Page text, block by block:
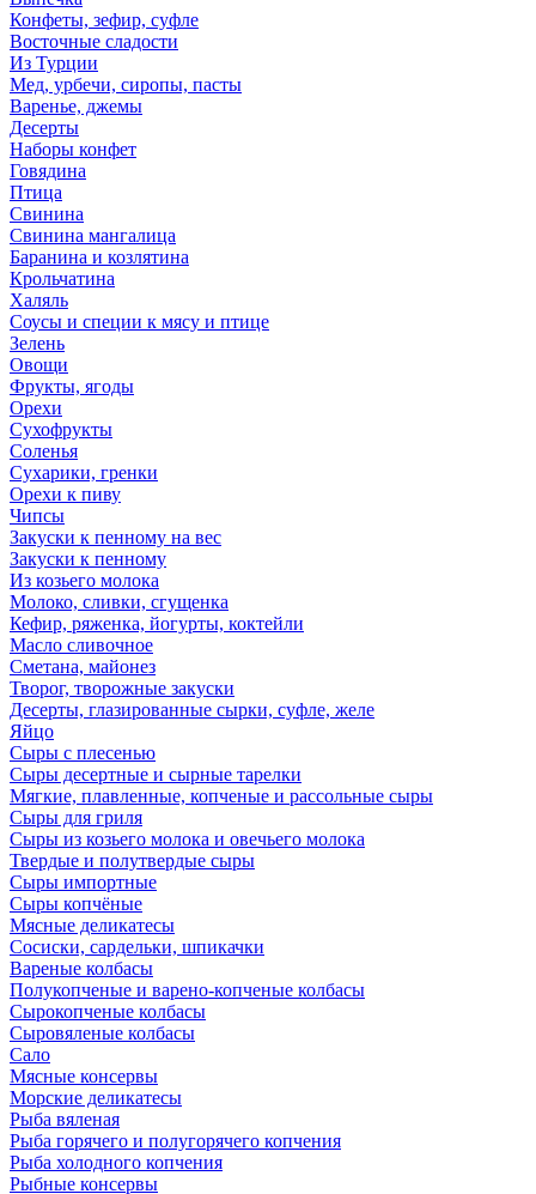
Конфеты, зефир, суфле
Восточные сладости
Из Турции
Мед, урбечи, сиропы, пасты
Варенье, джемы
Десерты
Наборы конфет
Говядина
Птица
Свинина
Свинина мангалица
Баранина и козлятина
Крольчатина
Халяль
Соусы и специи к мясу и птице
Зелень
Овощи
Фрукты, ягоды
Орехи
Сухофрукты
Соленья
Сухарики, гренки
Орехи к пиву
Чипсы
Закуски к пенному на вес
Закуски к пенному
Из козьего молока
Молоко, сливки, сгущенка
Кефир, ряженка, йогурты, коктейли
Масло сливочное
Сметана, майонез
Творог, творожные закуски
Десерты, глазированные сырки, суфле, желе
Яйцо
Сыры с плесенью
Сыры десертные и сырные тарелки
Мягкие, плавленные, копченые и рассольные сыры
Сыры для гриля
Сыры из козьего молока и овечьего молока
Твердые и полутвердые сыры
Сыры импортные
Сыры копчёные
Мясные деликатесы
Сосиски, сардельки, шпикачки
Вареные колбасы
Полукопченые и варено-копченые колбасы
Сырокопченые колбасы
Сыровяленые колбасы
Сало
Мясные консервы
Морские деликатесы
Рыба вяленая
Рыба горячего и полугорячего копчения
Рыба холодного копчения
Рыбные консервы